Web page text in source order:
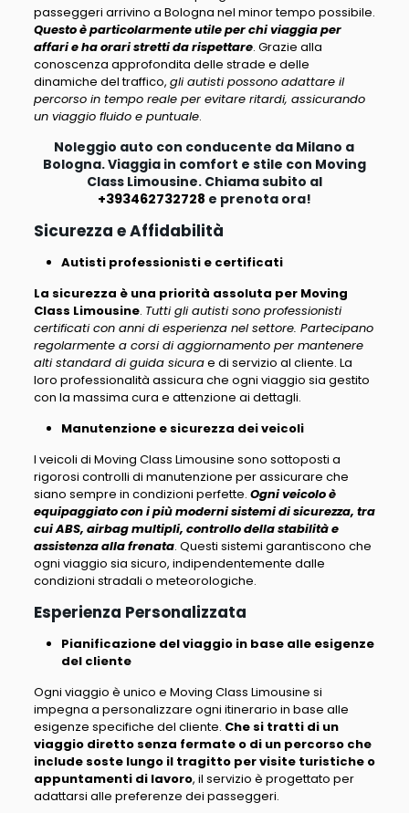
passeggeri arrivino a Bologna nel minor tempo possibile.
Questo è particolarmente utile per chi viaggia per
affari e ha orari stretti da rispettare. Grazie alla
conoscenza approfondita delle strade e delle
dinamiche del traffico, gli autisti possono adattare il
percorso in tempo reale per evitare ritardi, assicurando
un viaggio fluido e puntuale.
Noleggio auto con conducente da Milano a
Bologna. Viaggia in comfort e stile con Moving
Class Limousine. Chiama subito al
+393462732728 e prenota ora!
Sicurezza e Affidabilità
Autisti professionisti e certificati
La sicurezza è una priorità assoluta per Moving
Class Limousine. Tutti gli autisti sono professionisti
certificati con anni di esperienza nel settore. Partecipano
regolarmente a corsi di aggiornamento per mantenere
alti standard di guida sicurae di servizio al cliente. La
loro professionalità assicura che ogni viaggio sia gestito
con la massima cura e attenzione ai dettagli.
Manutenzione e sicurezza dei veicoli
I veicoli di Moving Class Limousine sono sottoposti a
rigorosi controlli di manutenzione per assicurare che
siano sempre in condizioni perfette. Ogni veicolo è
equipaggiato con i più moderni sistemi di sicurezza, tra
cui ABS, airbag multipli, controllo della stabilità e
assistenza alla frenata. Questi sistemi garantiscono che
ogni viaggio sia sicuro, indipendentemente dalle
condizioni stradali o meteorologiche.
Esperienza Personalizzata
Pianificazione del viaggio in base alle esigenze
del cliente
Ogni viaggio è unico e Moving Class Limousine si
impegna a personalizzare ogni itinerario in base alle
esigenze specifiche del cliente. Che si tratti di un
viaggio diretto senza fermate o di un percorso che
include soste lungo il tragitto per visite turistiche o
appuntamenti di lavoro, il servizio è progettato per
adattarsi alle preferenze dei passeggeri.